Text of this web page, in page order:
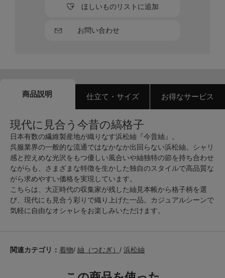
お問い合わせ
ほしいものリストに追加
商品説明 仕立て・サイズ お得なサービス
現代に見合う今昔の縞格子
日本有数の繊維製産地が織りなす浜松紬『今昔紬』。
呉服業界の一般的な流通ではなかなか出回らない浜松紬。シャリ
感と控えめな光沢をもつ優しい風合いや紬独特の節を持ち合わせ
ながらも、さまざまな特徴を生かした独自のスタイルで高品質な
がら求めやすい価格を実現しています。
こちらは、大正時代の収集家が残した紬見本帳から格子柄を選
び、現代にも見合う彩りで織り上げた一品。カジュアルシーンで
気軽に自由なオシャレをお楽しみいただけます。
関連カテゴリ： 着物/ 紬（つむぎ） / 浜松紬